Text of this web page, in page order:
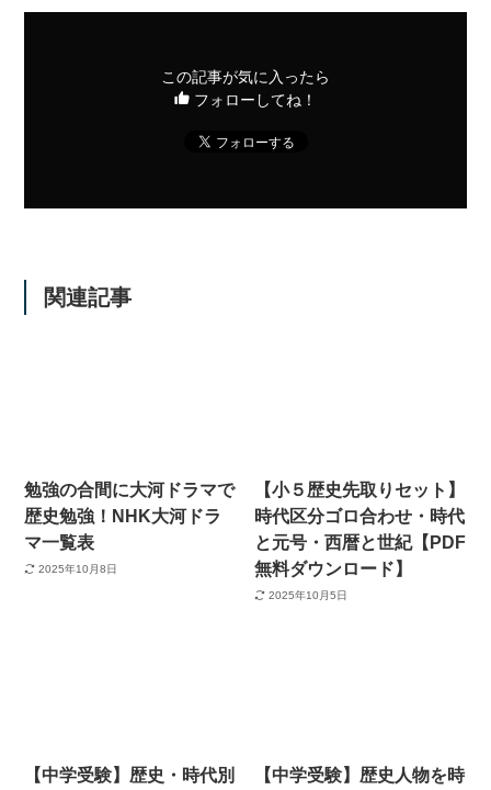
この記事が気に入ったら
フォローしてね！
関連記事
勉強の合間に大河ドラマで
歴史勉強！NHK大河ドラ
マ一覧表
2025年10月8日
【小５歴史先取りセット】
時代区分ゴロ合わせ・時代
と元号・西暦と世紀【PDF
無料ダウンロード】
2025年10月5日
【中学受験】歴史・時代別
【中学受験】歴史人物を時